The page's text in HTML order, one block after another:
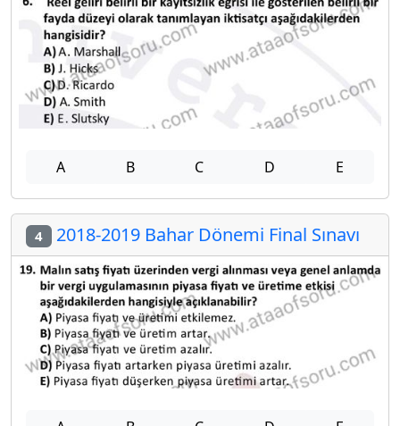
A B C D E
4 2018-2019 Bahar Dönemi Final Sınavı